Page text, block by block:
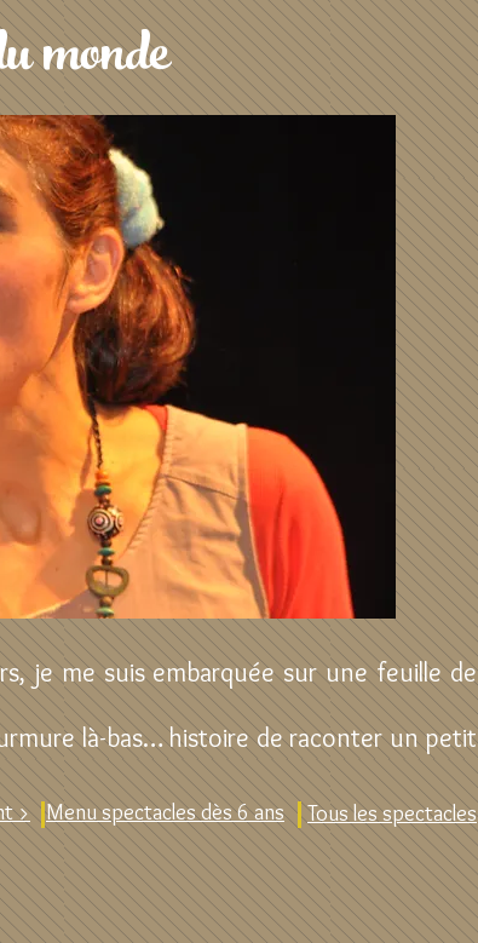
monde
je me suis embarquée sur une feuille de
là-bas… histoire de raconter un petit
> Menu spectacles dès 6 ans Tous les spectacles